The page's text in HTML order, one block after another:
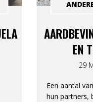
EN
29
Een aantal
hun partners,